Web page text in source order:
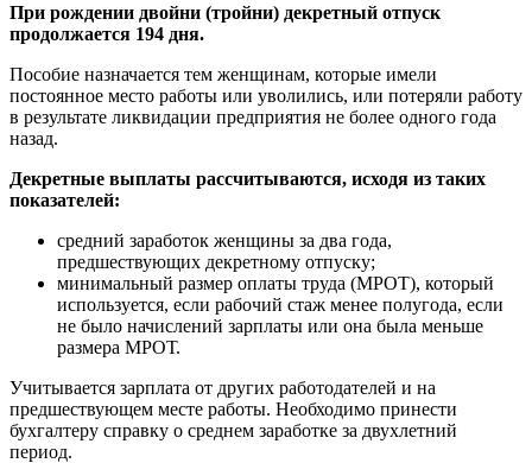
При рождении двойни (тройни) декретный отпуск
продолжается 194 дня.
Пособие назначается тем женщинам, которые имели
постоянное место работы или уволились, или потеряли работу
в результате ликвидации предприятия не более одного года
назад.
Декретные выплаты рассчитываются, исходя из таких
показателей:
средний заработок женщины за два года,
предшествующих декретному отпуску;
минимальный размер оплаты труда (МРОТ), который
используется, если рабочий стаж менее полугода, если
не было начислений зарплаты или она была меньше
размера МРОТ.
Учитывается зарплата от других работодателей и на
предшествующем месте работы. Необходимо принести
бухгалтеру справку о среднем заработке за двухлетний
период.